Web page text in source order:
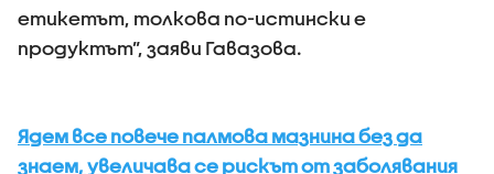
етикетът, толкова по-истински е
продуктът”, заяви Гавазова.
Ядем все повече палмова мазнина без да
знаем, увеличава се рискът от заболявания